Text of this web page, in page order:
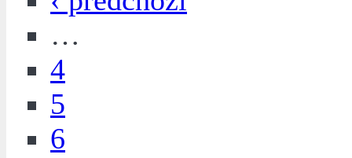
…
4
5
6